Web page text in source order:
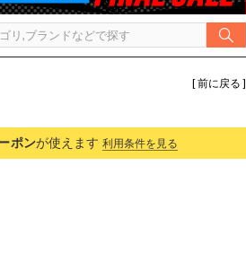
[ 前に戻る ]
ポンが使えます 利用条件を見る